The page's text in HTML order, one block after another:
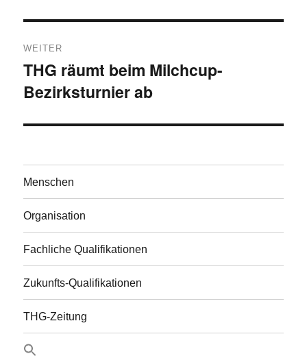
WEITER
Nächster
Beitrag:
THG räumt beim Milchcup-
Bezirksturnier ab
Menschen
Organisation
Fachliche Qualifikationen
Zukunfts-Qualifikationen
THG-Zeitung